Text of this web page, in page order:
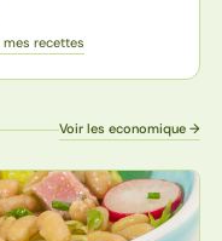
mes recettes
Voir les economique →